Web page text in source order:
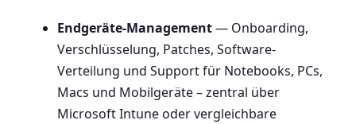
Endgeräte-Management— Onboarding,
Verschlüsselung, Patches, Software-
Verteilung und Support für Notebooks, PCs,
Macs und Mobilgeräte – zentral über
Microsoft Intune oder vergleichbare